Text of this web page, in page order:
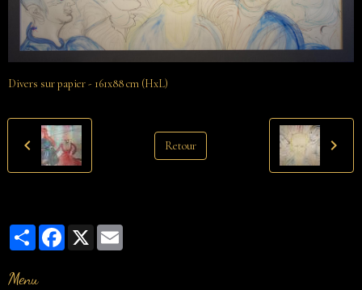
Divers sur papier - 161x88 cm (HxL)
Retour
PartagerFacebook
X
Menu